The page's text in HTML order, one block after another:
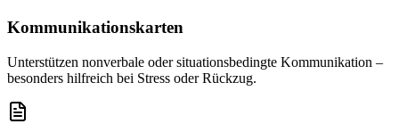
Kommunikationskarten
Unterstützen nonverbale oder situationsbedingte Kommunikation –
besonders hilfreich bei Stress oder Rückzug.